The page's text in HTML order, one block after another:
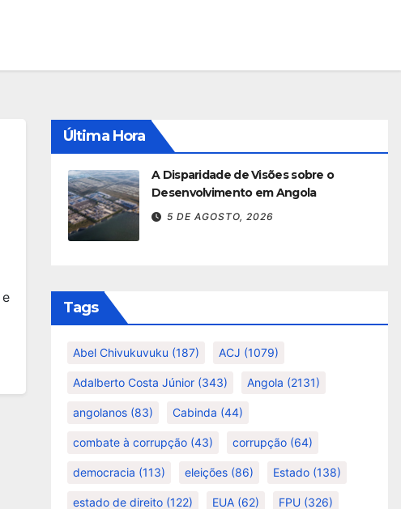
Última Hora
A Disparidade de Visões sobre o
Desenvolvimento em Angola
5 DE AGOSTO, 2026
Tags
Abel Chivukuvuku (187) ACJ (1079)
Adalberto Costa Júnior (343) Angola (2131)
angolanos (83) Cabinda (44)
combate à corrupção (43) corrupção (64)
democracia (113) eleições (86) Estado (138)
estado de direito (122) EUA (62) FPU (326)